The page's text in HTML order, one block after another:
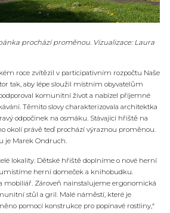
prochází proměnou. Vizualizace: Laura
roce zvítězil v participativním rozpočtu Naše
tak, aby lépe sloužil místním obyvatelům
komunitní život a nabízel příjemné
Těmito slovy charakterizovala architektka
odpočinek na osmáku. Stávající hřiště na
okolí právě teď prochází výraznou proměnou.
je Marek Ondruch.
lokality. Dětské hřiště doplníme o nové herní
herní domeček a knihobudku.
mobiliář. Zároveň nainstalujeme ergonomická
stůl a gril. Malé náměstí, které je
pomocí konstrukce pro popínavé rostliny,“